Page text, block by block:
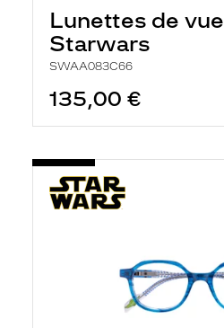
Lunettes de vue
Starwars
SWAA083C66
135,00 €